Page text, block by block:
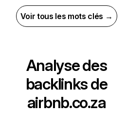
Voir tous les mots clés →
Analyse des
backlinks de
airbnb.co.za